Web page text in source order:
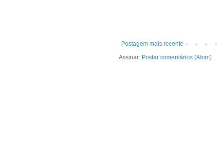
Postagem mais recente
Assinar: Postar comentários (Atom)